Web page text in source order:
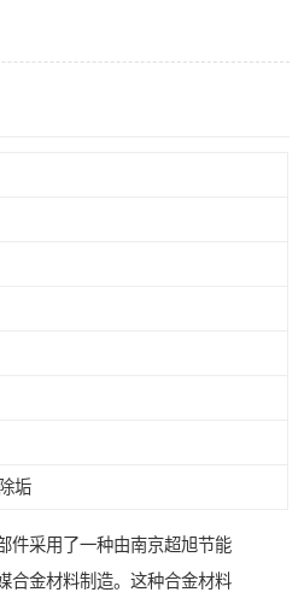
垢
件采用了一种由南京超旭节能
合金材料制造。这种合金材料